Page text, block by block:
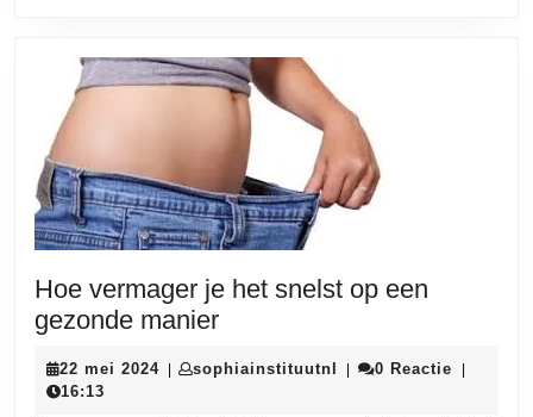
Hoe vermager je het snelst op een
gezonde manierHoe
je
22 mei 202422| sophiainstituutnl sophiainstituutnl
| 0 Reactie |
16:13